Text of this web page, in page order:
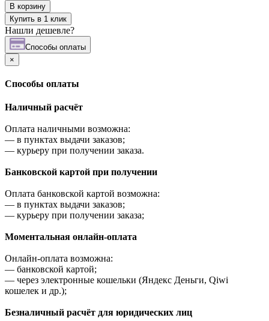
В корзину
Купить в 1 клик
Нашли дешевле?
Cпособы оплаты
×
Cпособы оплаты
Наличный расчёт
Оплата наличными возможна:
— в пунктах выдачи заказов;
— курьеру при получении заказа.
Банковской картой при получении
Оплата банковской картой возможна:
— в пунктах выдачи заказов;
— курьеру при получении заказа;
Моментальная онлайн-оплата
Онлайн-оплата возможна:
— банковской картой;
— через электронные кошельки (Яндекс Деньги, Qiwi
кошелек и др.);
Безналичный расчёт для юридических лиц